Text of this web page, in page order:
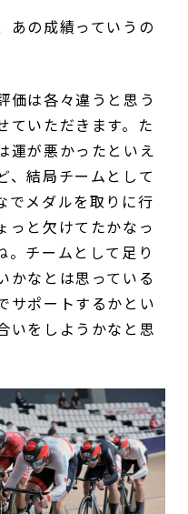
あの成績っていうの
価は各々違うと思う
ていただきます。た
運が悪かったといえ
、結局チームとして
でメダルを取りに行
っと欠けてたかなっ
。チームとして足り
かなとは思っている
サポートするかとい
いをしようかなと思